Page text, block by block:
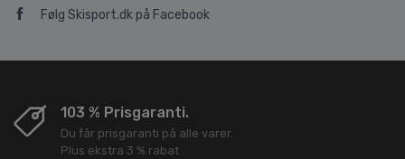
Følg Skisport.dk på Facebook
103 % Prisgaranti.
Du får prisgaranti på alle varer.
Plus ekstra 3 % rabat